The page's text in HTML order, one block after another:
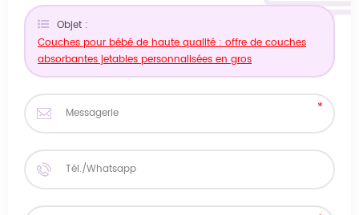
Objet :
Couches pour bébé de haute qualité : offre de couches
absorbantes jetables personnalisées en gros